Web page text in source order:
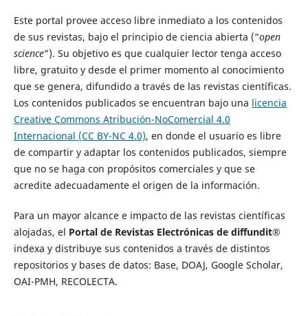
Este portal provee acceso libre inmediato a los contenidos
de sus revistas, bajo el principio de ciencia abierta (“open
science”). Su objetivo es que cualquier lector tenga acceso
libre, gratuito y desde el primer momento al conocimiento
que se genera, difundido a través de las revistas científicas.
Los contenidos publicados se encuentran bajo una licencia
Creative Commons Atribución-NoComercial 4.0
Internacional (CC BY-NC 4.0), en donde el usuario es libre
de compartir y adaptar los contenidos publicados, siempre
que no se haga con propósitos comerciales y que se
acredite adecuadamente el origen de la información.
Para un mayor alcance e impacto de las revistas científicas
alojadas, el Portal de Revistas Electrónicas de diffundit®
indexa y distribuye sus contenidos a través de distintos
repositorios y bases de datos: Base, DOAJ, Google Scholar,
OAI-PMH, RECOLECTA.